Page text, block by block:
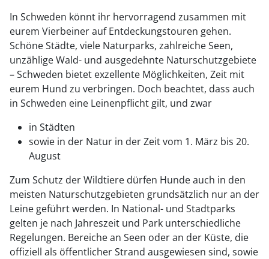
In Schweden könnt ihr hervorragend zusammen mit
eurem Vierbeiner auf Entdeckungstouren gehen.
Schöne Städte, viele Naturparks, zahlreiche Seen,
unzählige Wald- und ausgedehnte Naturschutzgebiete
– Schweden bietet exzellente Möglichkeiten, Zeit mit
eurem Hund zu verbringen. Doch beachtet, dass auch
in Schweden eine Leinenpflicht gilt, und zwar
in Städten
sowie in der Natur in der Zeit vom 1. März bis 20.
August
Zum Schutz der Wildtiere dürfen Hunde auch in den
meisten Naturschutzgebieten grundsätzlich nur an der
Leine geführt werden. In National- und Stadtparks
gelten je nach Jahreszeit und Park unterschiedliche
Regelungen. Bereiche an Seen oder an der Küste, die
offiziell als öffentlicher Strand ausgewiesen sind, sowie